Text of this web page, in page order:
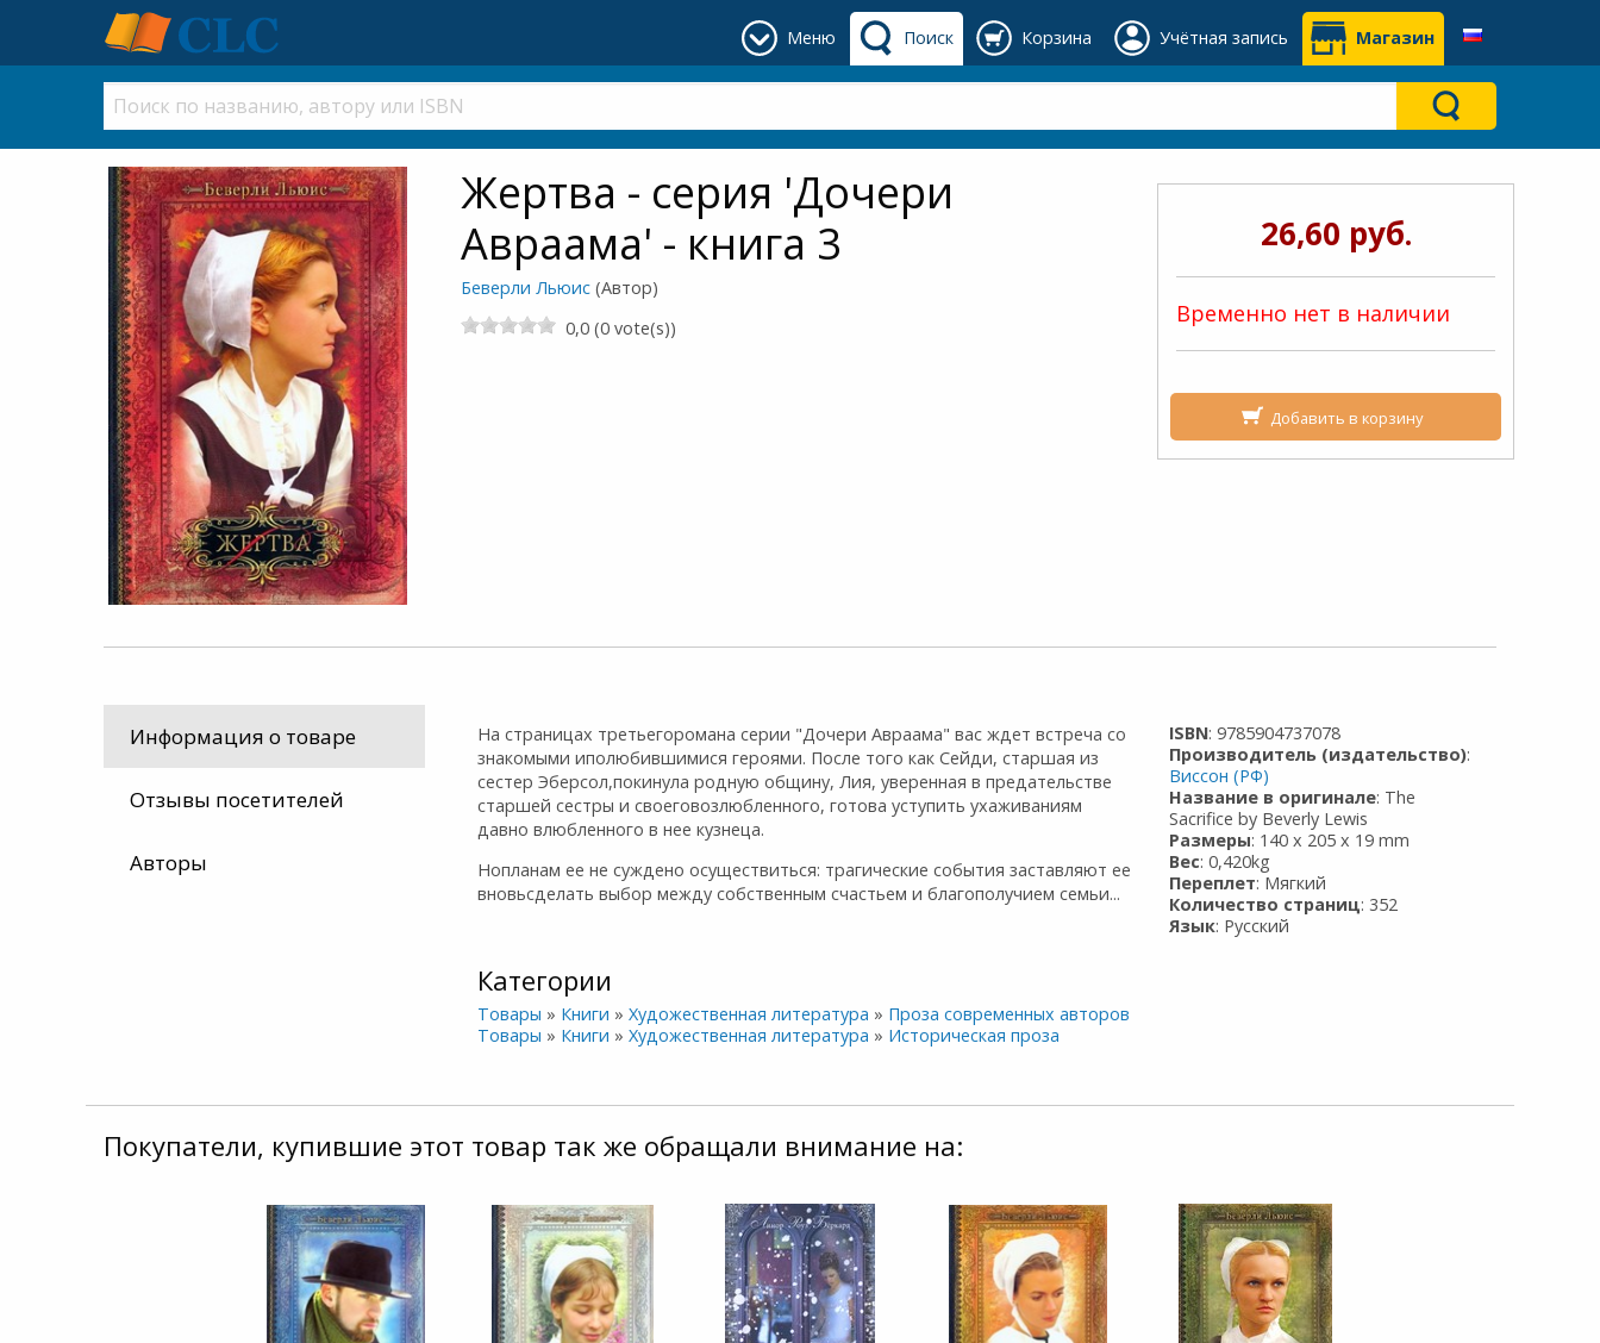
Меню Поиск Корзина Учётная запись Магазин
Жертва - серия 'Дочери
Авраама' - книга 3
Беверли Льюис (Автор)
0,0 (0 vote(s))
26,60 руб.
Временно нет в наличии
Добавить в корзину
Информация о товаре
Отзывы посетителей
Авторы
На страницах третьегоромана серии "Дочери Авраама" вас ждет встреча со
знакомыми иполюбившимися героями. После того как Сейди, старшая из
сестер Эберсол,покинула родную общину, Лия, уверенная в предательстве
старшей сестры и своеговозлюбленного, готова уступить ухаживаниям
давно влюбленного в нее кузнеца.
Нопланам ее не суждено осуществиться: трагические события заставляют ее
вновьсделать выбор между собственным счастьем и благополучием семьи...
Категории
Товары » Книги »Художественная литература » Проза современных авторов
Товары » Книги »Художественная литература » Историческая проза
ISBN: 9785904737078
Производитель (издательство):
Виссон (РФ)
Название в оригинале: The
Sacrifice by Beverly Lewis
Размеры: 140 x 205 x 19 mm
Вес: 0,420kg
Переплет: Мягкий
Количество страниц: 352
Язык: Русский
Покупатели, купившие этот товар так же обращали внимание на: